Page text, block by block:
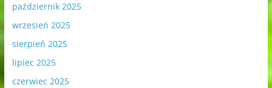
październik 2025
wrzesień 2025
sierpień 2025
lipiec 2025
czerwiec 2025